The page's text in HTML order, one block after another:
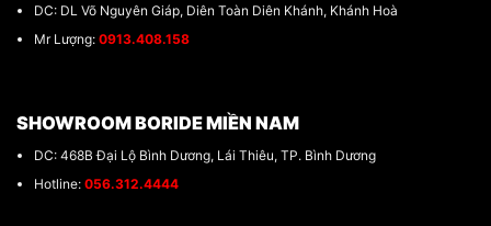
DC: DL Võ Nguyên Giáp, Diên Toàn Diên Khánh, Khánh Hoà
Mr Lượng: 0913.408.158
SHOWROOM BORIDE MIỀN NAM
DC: 468B Đại Lộ Bình Dương, Lái Thiêu, TP. Bình Dương
Hotline: 056.312.4444